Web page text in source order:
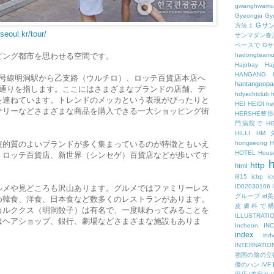
tour/
グ都市を思わせる空間です。
線明洞駅から乙支路（ウルチロ）、ロッテ百貨店本店へ
りを指します。ここにはさまざまなブランドの店舗、デ
ねています。トレンドのメッカという表現がぴったりと
ーなどさまざまな商品を購入できる一大ショッピング街
質のよいブランドが多く集まっているのが特徴ともいえ
ッテ百貨店、新世界（シンセゲ）百貨店などが歩いてす
や見どころも沢山あります。グルメではファミリーレス
食、洋食、日本食など数多くのレストランがあります。
ククス（明洞餃子）は有名で、一度味わってみることを
アショップ、銀行、劇場などさまざまな施設もありま
Gyeongju
方法１
Gサ
サンマダン春
ペースで G
Hajobay
HANGANG
hdyachtclub
HEI HEIDI
HERSHE整
門病院で
HILLI
HM
hongseong
HOTEL
html http
i815 icbp
ID02030106
グループ id
皮膚科で
Incheon
index
強国の陰の立
優のハン IVF